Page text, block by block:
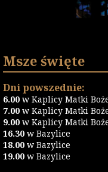
Msze święte
Dni powszednie:
6.00 w Kaplicy Matki
7.00 w Kaplicy Matki
9.00 w Kaplicy Matki
16.30 w Bazylice
18.00 w Bazylice
19.00 w Bazylice